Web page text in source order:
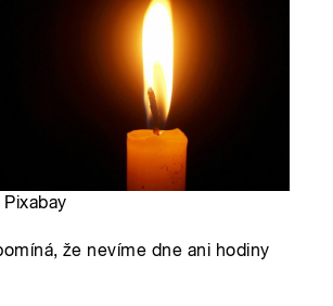
že nevíme dne ani hodiny